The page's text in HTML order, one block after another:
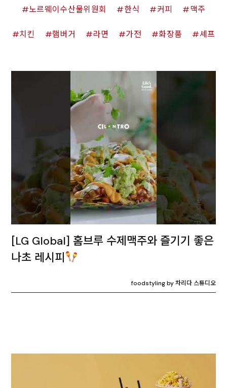
노르웨이수산물위원회 한식 커피 맥주
치킨 햄버거 라면 가전 화장품 셰프
[LG Global] 홈브루 수제맥주와 즐기기 좋은
나초 레시피
foodstyling by 차리다 스튜디오